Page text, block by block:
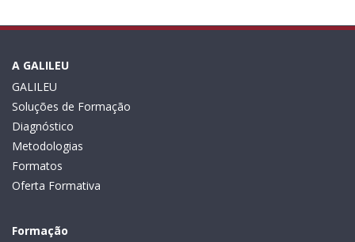
A GALILEU
GALILEU
Soluções de Formação
Diagnóstico
Metodologias
Formatos
Oferta Formativa
Formação